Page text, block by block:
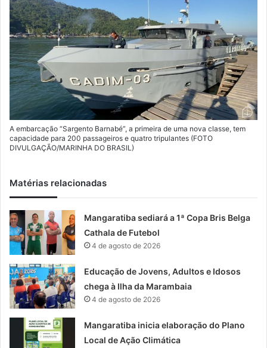
A embarcação “Sargento Barnabé”, a primeira de uma nova classe, tem
capacidade para 200 passageiros e quatro tripulantes (FOTO
DIVULGAÇÃO/MARINHA DO BRASIL)
Matérias relacionadas
Mangaratiba sediará a 1ª Copa Bris Belga
Cathala de Futebol
4 de agosto de 2026
Educação de Jovens, Adultos e Idosos
chega à Ilha da Marambaia
4 de agosto de 2026
Mangaratiba inicia elaboração do Plano
Local de Ação Climática